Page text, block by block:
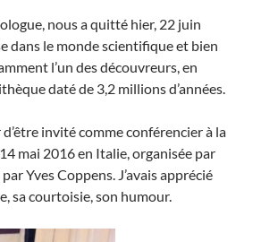
nous a quitté hier, 22 juin
dans le monde scientifique et bien
l’un des découvreurs, en
daté de 3,2 millions d’années.
d’être invité comme conférencier à la
mai 2016 en Italie, organisée par
Yves Coppens. J’avais apprécié
sa courtoisie, son humour.